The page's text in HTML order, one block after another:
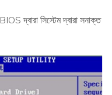
দ্বারা সিস্টেম দ্বারা সনাক্ত